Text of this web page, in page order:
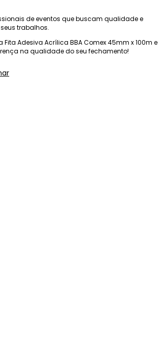
de eventos que buscam qualidade e
trabalhos.
Adesiva Acrílica BBA Comex 45mm x 100m e
na qualidade do seu fechamento!